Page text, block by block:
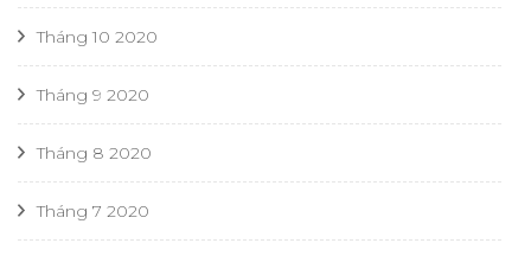
Tháng 10 2020
Tháng 9 2020
Tháng 8 2020
Tháng 7 2020